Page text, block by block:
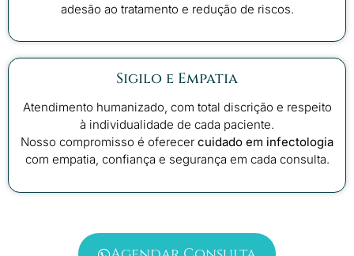
adesão ao tratamento e redução de riscos.
Sigilo e Empatia
Atendimento humanizado, com total discrição e respeito
à individualidade de cada paciente.
Nosso compromisso é oferecer cuidado em infectologia
com empatia, confiança e segurança em cada consulta.